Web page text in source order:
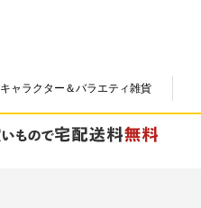
キャラクター＆バラエティ雑貨